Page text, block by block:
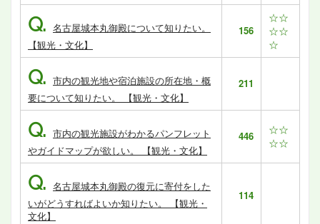
Q. 名古屋城本丸御殿について知りたい。
【観光・文化】
156
☆☆
☆☆
☆
Q. 市内の観光地や宿泊施設の所在地・概
要について知りたい。 【観光・文化】
211
Q. 市内の観光施設がわかるパンフレット
やガイドマップが欲しい。 【観光・文化】
446
☆☆
☆☆
Q. 名古屋城本丸御殿の復元に寄付をした
いがどうすればよいか知りたい。 【観光・
文化】
114